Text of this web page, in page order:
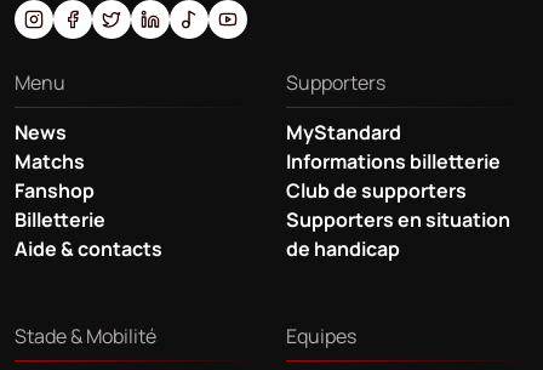
Menu
News
Matchs
Fanshop
Billetterie
Aide & contacts
Supporters
MyStandard
Informations billetterie
Club de supporters
Supporters en situation
de handicap
Stade & Mobilité
Equipes